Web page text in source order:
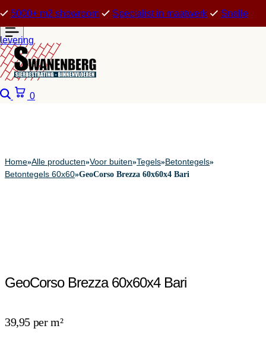
5000+ m2 showroom Specialist in maatwerk Snelle
levering
Zoeken
0
Home»Alle producten»Voor buiten»Tegels»Betontegels»
Betontegels 60x60»GeoCorso Brezza 60x60x4 Bari
GeoCorso Brezza 60x60x4 Bari
39,95 per m²